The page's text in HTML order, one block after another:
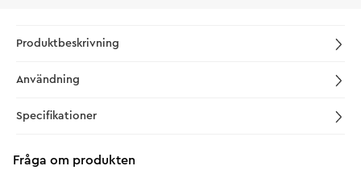
Produktbeskrivning
Användning
Specifikationer
Fråga om produkten